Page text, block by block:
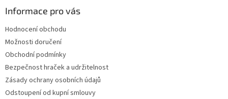
Informace pro vás
Hodnocení obchodu
Možnosti doručení
Obchodní podmínky
Bezpečnost hraček a udržitelnost
Zásady ochrany osobních údajů
Odstoupení od kupní smlouvy